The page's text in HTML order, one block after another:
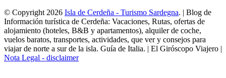
© Copyright 2026 Isla de Cerdeña - Turismo Sardegna. | Blog de
Información turística de Cerdeña: Vacaciones, Rutas, ofertas de
alojamiento (hoteles, B&B y apartamentos), alquiler de coche,
vuelos baratos, transportes, actividades, que ver y consejos para
viajar de norte a sur de la isla. Guía de Italia. | El Giróscopo Viajero |
Nota Legal - disclaimer